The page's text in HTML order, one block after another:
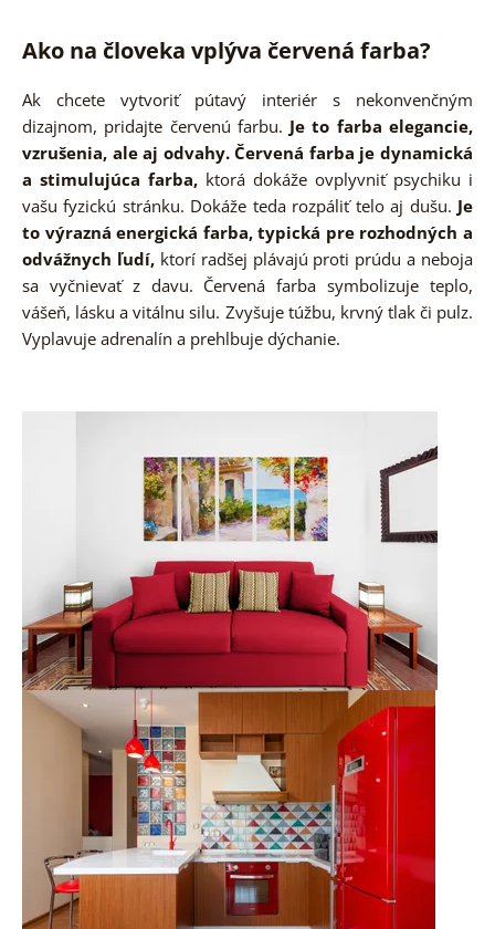
Ako na človeka vplýva červená farba?
Ak chcete vytvoriť pútavý interiér s nekonvenčným
dizajnom, pridajte červenú farbu. Je to farba elegancie,
vzrušenia, ale aj odvahy. Červená farba je dynamická
a stimulujúca farba, ktorá dokáže ovplyvniť psychiku i
vašu fyzickú stránku. Dokáže teda rozpáliť telo aj dušu. Je
to výrazná energická farba, typická pre rozhodných a
odvážnych ľudí,ktorí radšej plávajú proti prúdu a neboja
sa vyčnievať z davu. Červená farba symbolizuje teplo,
vášeň, lásku a vitálnu silu. Zvyšuje túžbu, krvný tlak či pulz.
Vyplavuje adrenalín a prehlbuje dýchanie.